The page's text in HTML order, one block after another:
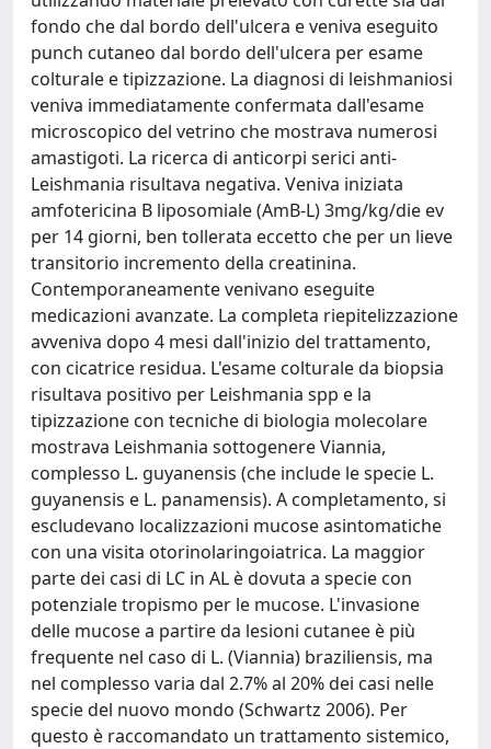
fondo che dal bordo dell'ulcera e veniva eseguito
punch cutaneo dal bordo dell'ulcera per esame
colturale e tipizzazione. La diagnosi di leishmaniosi
veniva immediatamente confermata dall'esame
microscopico del vetrino che mostrava numerosi
amastigoti. La ricerca di anticorpi serici anti-
Leishmania risultava negativa. Veniva iniziata
amfotericina B liposomiale (AmB-L) 3mg/kg/die ev
per 14 giorni, ben tollerata eccetto che per un lieve
transitorio incremento della creatinina.
Contemporaneamente venivano eseguite
medicazioni avanzate. La completa riepitelizzazione
avveniva dopo 4 mesi dall'inizio del trattamento,
con cicatrice residua. L'esame colturale da biopsia
risultava positivo per Leishmania spp e la
tipizzazione con tecniche di biologia molecolare
mostrava Leishmania sottogenere Viannia,
complesso L. guyanensis (che include le specie L.
guyanensis e L. panamensis). A completamento, si
escludevano localizzazioni mucose asintomatiche
con una visita otorinolaringoiatrica. La maggior
parte dei casi di LC in AL è dovuta a specie con
potenziale tropismo per le mucose. L'invasione
delle mucose a partire da lesioni cutanee è più
frequente nel caso di L. (Viannia) braziliensis, ma
nel complesso varia dal 2.7% al 20% dei casi nelle
specie del nuovo mondo (Schwartz 2006). Per
questo è raccomandato un trattamento sistemico,